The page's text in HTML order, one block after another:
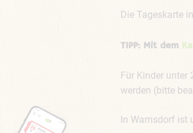
Die Tageskarte in
TIPP: Mit dem
Für Kinder unter
werden (bitte
In Warnsdorf ist